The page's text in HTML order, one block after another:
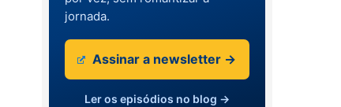
jornada.
Assinar a newsletter →
Ler os episódios no blog →